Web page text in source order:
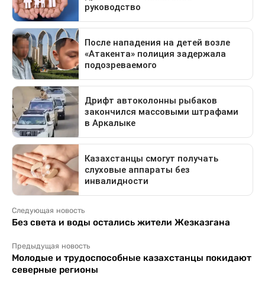
Следующая новость
Без света и воды остались жители Жезказгана
Предыдущая новость
Молодые и трудоспособные казахстанцы покидают
северные регионы